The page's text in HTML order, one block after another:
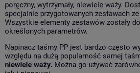
poręczny, wytrzymały, niewiele waży.
specjalnie przygotowanych zestawach
Wszystkie elementy zestawów zostały
określonych parametrów.
Napinacz taśmy PP jest bardzo często
względu na dużą popularność samej
niewiele waży. Można go używać